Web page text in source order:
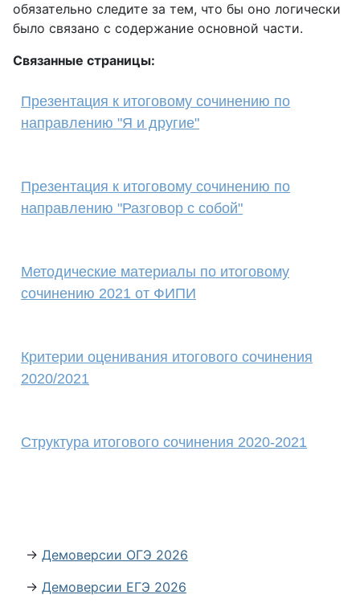
обязательно следите за тем, что бы оно логически
было связано с содержание основной части.
Связанные страницы:
Презентация к итоговому сочинению по
направлению "Я и другие"
Презентация к итоговому сочинению по
направлению "Разговор с собой"
Методические материалы по итоговому
сочинению 2021 от ФИПИ
Критерии оценивания итогового сочинения
2020/2021
Структура итогового сочинения 2020-2021
→ Демоверсии ОГЭ 2026
→ Демоверсии ЕГЭ 2026